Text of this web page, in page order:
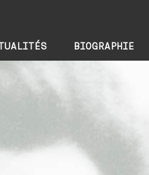
BIOGRAPHIE